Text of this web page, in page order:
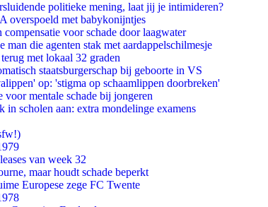
politieke mening, laat jij je intimideren?
overspoeld met babykonijntjes
voor schade door laagwater
die agenten stak met aardappelschilmesje
met lokaal 32 graden
staatsburgerschap bij geboorte in VS
op: 'stigma op schaamlippen doorbreken'
mentale schade bij jongeren
scholen aan: extra mondelinge examens
van week 32
maar houdt schade beperkt
Europese zege FC Twente